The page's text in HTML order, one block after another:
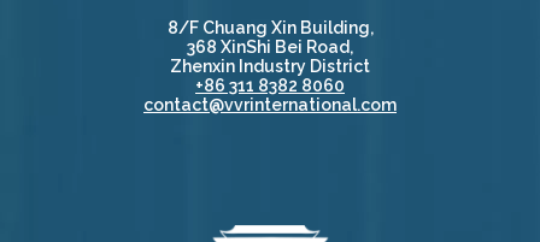
8/F Chuang Xin Building,
368 XinShi Bei Road,
Zhenxin Industry District
+86 311 8382 8060
contact@vvrinternational.com